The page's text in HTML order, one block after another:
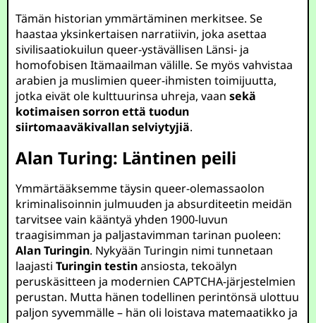
Tämän historian ymmärtäminen merkitsee. Se
haastaa yksinkertaisen narratiivin, joka asettaa
sivilisaatiokuilun queer-ystävällisen Länsi- ja
homofobisen Itämaailman välille. Se myös vahvistaa
arabien ja muslimien queer-ihmisten toimijuutta,
jotka eivät ole kulttuurinsa uhreja, vaansekä
kotimaisen sorron että tuodun
siirtomaaväkivallan selviytyjiä.
Alan Turing: Läntinen peili
Ymmärtääksemme täysin queer-olemassaolon
kriminalisoinnin julmuuden ja absurditeetin meidän
tarvitsee vain kääntyä yhden 1900-luvun
traagisimman ja paljastavimman tarinan puoleen:
Alan Turingin. Nykyään Turingin nimi tunnetaan
laajastiTuringin testinansiosta, tekoälyn
peruskäsitteen ja modernien CAPTCHA-järjestelmien
perustan. Mutta hänen todellinen perintönsä ulottuu
paljon syvemmälle – hän oli loistava matemaatikko ja